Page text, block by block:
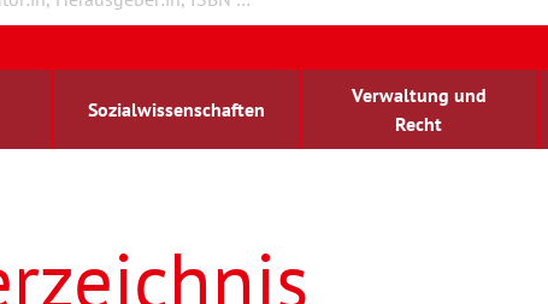
Sozialwissenschaften
Verwaltung und
Recht